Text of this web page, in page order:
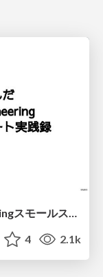
一人SREが歩んだPlatform Engineeringスモールスタート実践録 ~ クラウドネイティブ会議版 ~
4 2.1k